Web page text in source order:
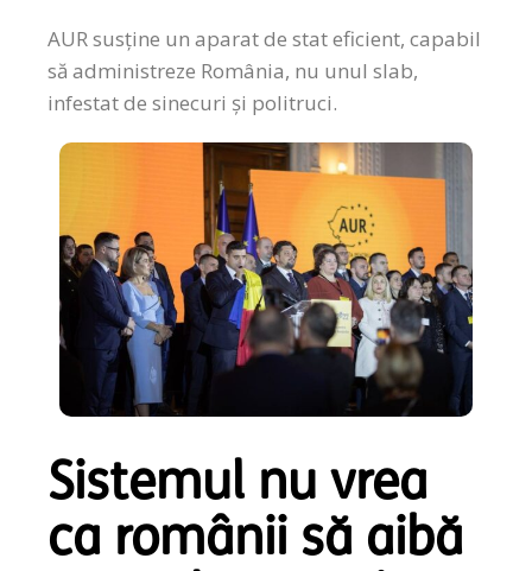
AUR susține un aparat de stat eficient, capabil
să administreze România, nu unul slab,
infestat de sinecuri și politruci.
Sistemul nu vrea
ca românii să aibă